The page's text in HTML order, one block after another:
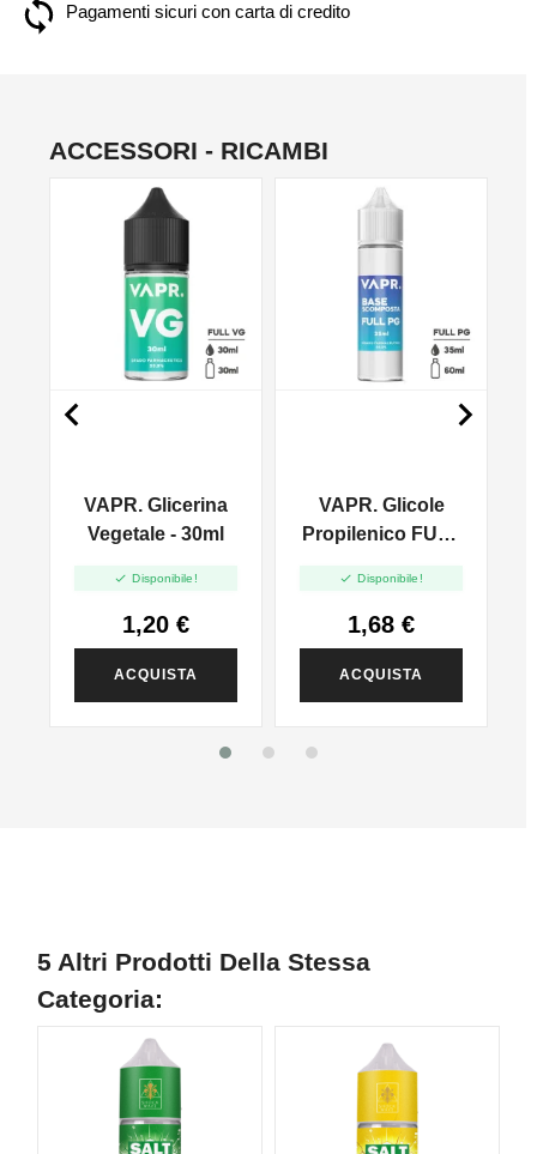
Pagamenti sicuri con carta di credito
ACCESSORI - RICAMBI
VAPR. Glicerina
Vegetale - 30ml
 Disponibile!
1,20 €
ACQUISTA
VAPR. Glicole
Propilenico FULL
 Disponibile!
1,68 €
ACQUISTA
 
5 Altri Prodotti Della Stessa
Categoria: